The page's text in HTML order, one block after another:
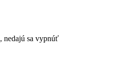
nedajú sa vypnúť